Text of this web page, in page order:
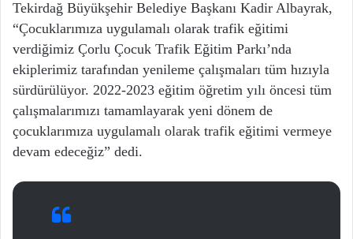
Tekirdağ Büyükşehir Belediye Başkanı Kadir Albayrak,
“Çocuklarımıza uygulamalı olarak trafik eğitimi
verdiğimiz Çorlu Çocuk Trafik Eğitim Parkı’nda
ekiplerimiz tarafından yenileme çalışmaları tüm hızıyla
sürdürülüyor. 2022-2023 eğitim öğretim yılı öncesi tüm
çalışmalarımızı tamamlayarak yeni dönem de
çocuklarımıza uygulamalı olarak trafik eğitimi vermeye
devam edeceğiz” dedi.